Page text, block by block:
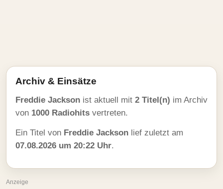
Archiv & Einsätze
Freddie Jackson ist aktuell mit 2 Titel(n) im Archiv
von 1000 Radiohits vertreten.
Ein Titel von Freddie Jackson lief zuletzt am
07.08.2026 um 20:22 Uhr.
Anzeige